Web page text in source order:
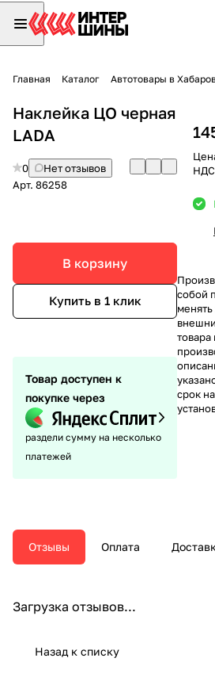
Главная Каталог Автотовары в
Наклейка ЦО черная
LADA
0
Нет отзывов
Арт. 86258
В корзину
Купить в 1 клик
Товар доступен к
покупке через
раздели сумму на несколько
платежей
НДС
собой
менять
товара
срок
Отзывы Оплата
Загрузка отзывов...
Назад к списку